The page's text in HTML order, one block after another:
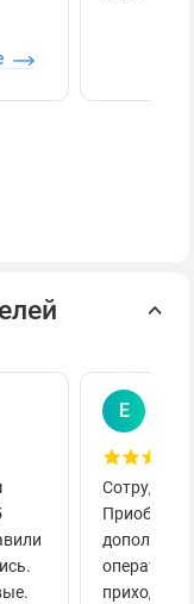
Е
приходило